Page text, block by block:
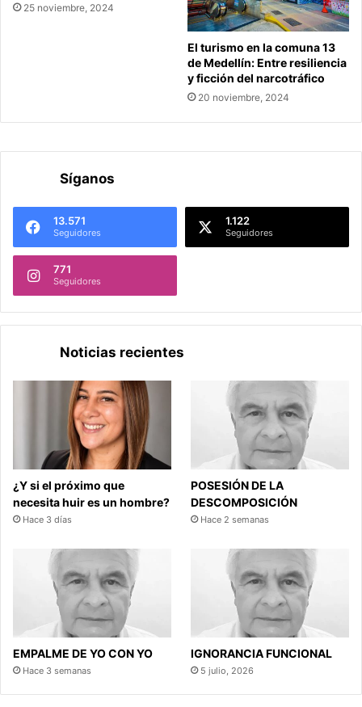
25 noviembre, 2024
El turismo en la comuna 13
de Medellín: Entre resiliencia
y ficción del narcotráfico
20 noviembre, 2024
Síganos
13.571
Seguidores
1.122
Seguidores
771
Seguidores
Noticias recientes
¿Y si el próximo que
necesita huir es un hombre?
Hace 3 días
POSESIÓN DE LA
DESCOMPOSICIÓN
Hace 2 semanas
EMPALME DE YO CON YO
Hace 3 semanas
IGNORANCIA FUNCIONAL
5 julio, 2026